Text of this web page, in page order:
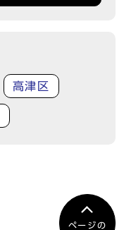
高津区
ページの